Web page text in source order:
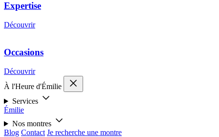
Expertise
Découvrir
Occasions
Découvrir
À l'Heure d'Émilie
Services
Émilie
Nos montres
Blog Contact Je recherche une montre